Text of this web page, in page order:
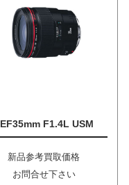
EF35mm F1.4L USM
新品参考買取価格
お問合せ下さい